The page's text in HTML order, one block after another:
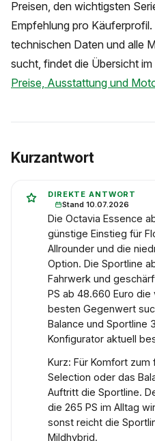
Preisen, den wichtigsten
Empfehlung pro
technischen Daten und alle
sucht, findet die Übersicht im
Preise, Ausstattung und
Kurzantwort
DIREKTE ANTWORT
Stand 10.07.2026
Die Octavia Essence
günstige Einstieg für
Allrounder und die
Option. Die Sportline
Fahrwerk und
PS ab 48.660 Euro
besten Gegenwert
Balance und Sportline
Konfigurator aktuell
Kurz: Für Komfort zum
Selection oder das
Auftritt die Sportline.
die 265 PS im Alltag
sonst reicht die
Mildhybrid.